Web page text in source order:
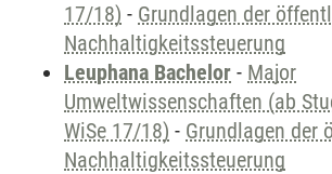
17/18) - Grundlagen der
Nachhaltigkeitssteuerung
Leuphana Bachelor - Major
Umweltwissenschaften (ab
WiSe 17/18) - Grundlagen der
Nachhaltigkeitssteuerung